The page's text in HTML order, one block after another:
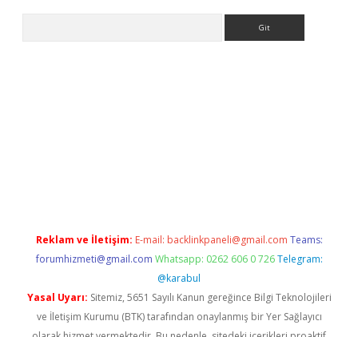
Reklam ve İletişim: E-mail: backlinkpaneli@gmail.com Teams:
forumhizmeti@gmail.com Whatsapp: 0262 606 0 726 Telegram:
@karabul
Yasal Uyarı: Sitemiz, 5651 Sayılı Kanun gereğince Bilgi Teknolojileri
ve İletişim Kurumu (BTK) tarafından onaylanmış bir Yer Sağlayıcı